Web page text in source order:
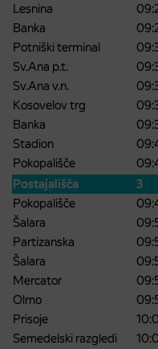
Lesnina
Banka
Potniški terminal
Sv.Ana p.t.
Sv.Ana v.n.
Kosovelov trg
Banka
Stadion
Pokopališče
Postajališča
3
Pokopališče
Šalara
Partizanska
Šalara
Mercator
Olmo
Prisoje
Semedelski razgledi